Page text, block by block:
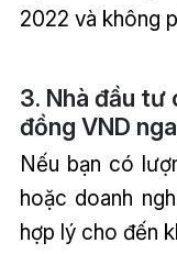
2022 và không
3. Nhà đầu tư
đồng VND
Nếu bạn có
hoặc doanh
hợp lý cho đến